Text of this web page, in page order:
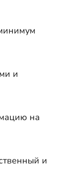
и
на
и